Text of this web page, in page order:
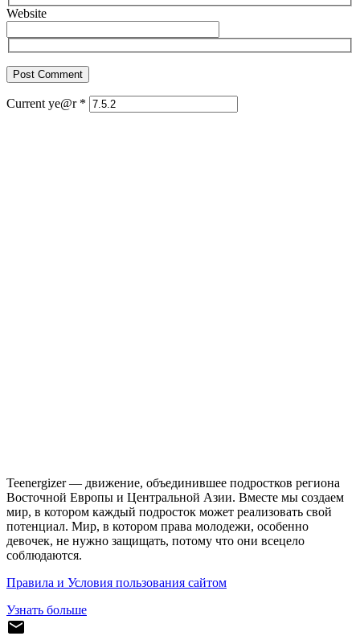
Website
Current ye@r *
Teenergizer — движение, объединившее подростков региона
Восточной Европы и Центральной Азии. Вместе мы создаем
мир, в котором каждый подросток может реализовать свой
потенциал. Мир, в котором права молодежи, особенно
девочек, не нужно защищать, потому что они всецело
соблюдаются.
Правила и Условия пользования сайтом
Узнать больше